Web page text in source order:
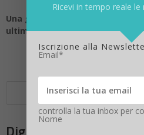
Una guida realistica per
ultime minacce informatiche
Ricevi in tempo reale
Iscrizione alla
Email*
controlla la tua inbox per
Nome